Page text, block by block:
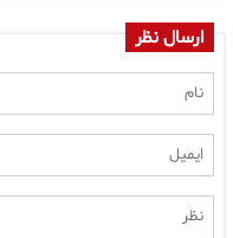
ارسال نظر